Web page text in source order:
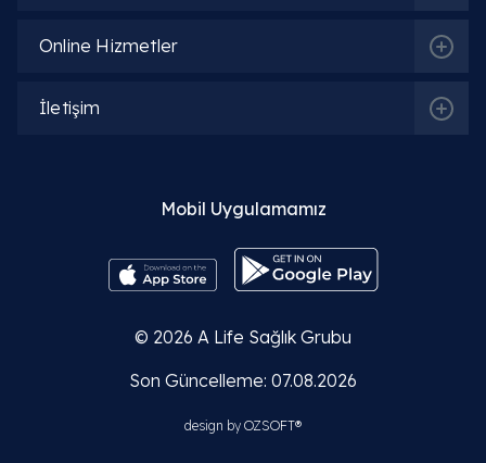
Online Hizmetler
İletişim
Mobil Uygulamamız
© 2026 A Life Sağlık Grubu
Son Güncelleme: 07.08.2026
design by OZSOFT®